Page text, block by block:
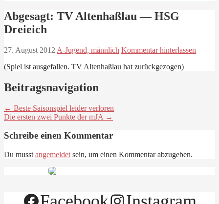
Abgesagt: TV Altenhaßlau — HSG
Dreieich
27. August 2012 A-Jugend, männlich Kommentar hinterlassen
(Spiel ist ausgefallen. TV Altenhaßlau hat zurückgezogen)
Beitragsnavigation
← Beste Saisonspiel leider verloren
Die ersten zwei Punkte der mJA →
Schreibe einen Kommentar
Du musst angemeldet sein, um einen Kommentar abzugeben.